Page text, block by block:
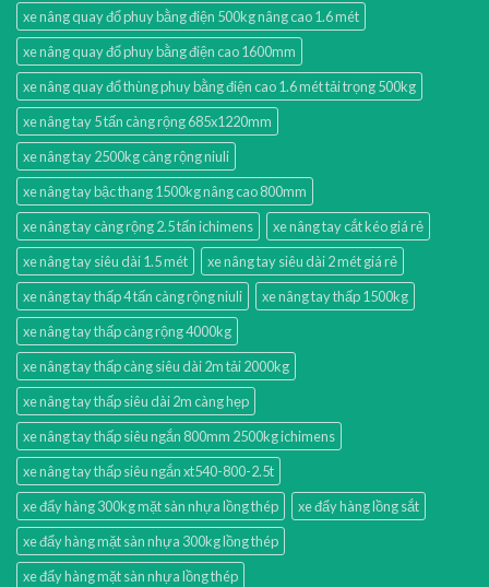
xe nâng quay đổ phuy bằng điện 500kg nâng cao 1.6 mét
xe nâng quay đổ phuy bằng điện cao 1600mm
xe nâng quay đổ thùng phuy bằng điện cao 1.6 mét tải trọng 500kg
xe nâng tay 5 tấn càng rộng 685x1220mm
xe nâng tay 2500kg càng rộng niuli
xe nâng tay bậc thang 1500kg nâng cao 800mm
xe nâng tay càng rộng 2.5 tấn ichimens
xe nâng tay cắt kéo giá rẻ
xe nâng tay siêu dài 1.5 mét
xe nâng tay siêu dài 2 mét giá rẻ
xe nâng tay thấp 4 tấn càng rộng niuli
xe nâng tay thấp 1500kg
xe nâng tay thấp càng rộng 4000kg
xe nâng tay thấp càng siêu dài 2m tải 2000kg
xe nâng tay thấp siêu dài 2m càng hẹp
xe nâng tay thấp siêu ngắn 800mm 2500kg ichimens
xe nâng tay thấp siêu ngắn xt540-800-2.5t
xe đẩy hàng 300kg mặt sàn nhựa lồng thép
xe đẩy hàng lồng sắt
xe đẩy hàng mặt sàn nhựa 300kg lồng thép
xe đẩy hàng mặt sàn nhựa lồng thép